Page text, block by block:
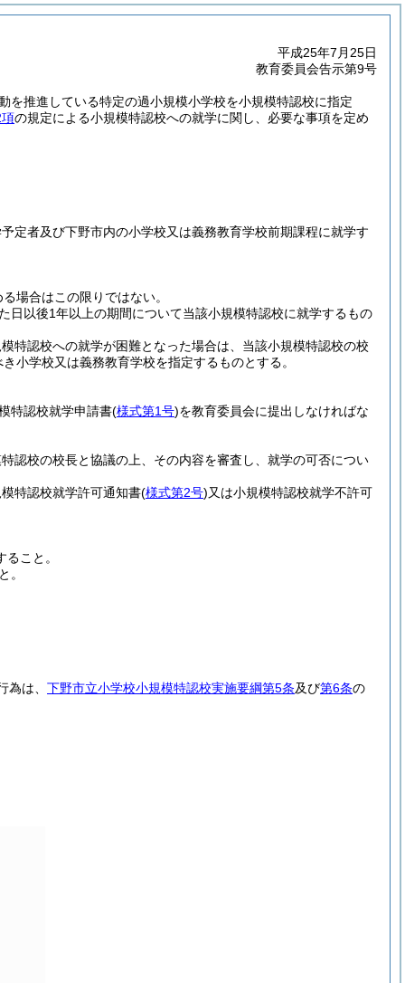
平成25年7月25日
教育委員会告示第9号
を推進している特定の過小規模小学校を小規模特認校に指定
の規定による小規模特認校への就学に関し、必要な事項を定め
定者及び下野市内の小学校又は義務教育学校前期課程に就学す
場合はこの限りではない。
日以後1年以上の期間について当該小規模特認校に就学するもの
特認校への就学が困難となった場合は、当該小規模特認校の校
小学校又は義務教育学校を指定するものとする。
特認校就学申請書(様式第1号)を教育委員会に提出しなければな
認校の校長と協議の上、その内容を審査し、就学の可否につい
特認校就学許可通知書(様式第2号)又は小規模特認校就学不許可
こと。
。
は、 下野市立小学校小規模特認校実施要綱第5条及び第6条の